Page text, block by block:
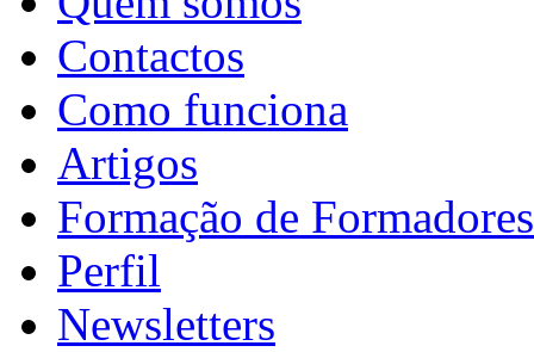
Contactos
Como funciona
Artigos
Formação de Formadores
Perfil
Newsletters